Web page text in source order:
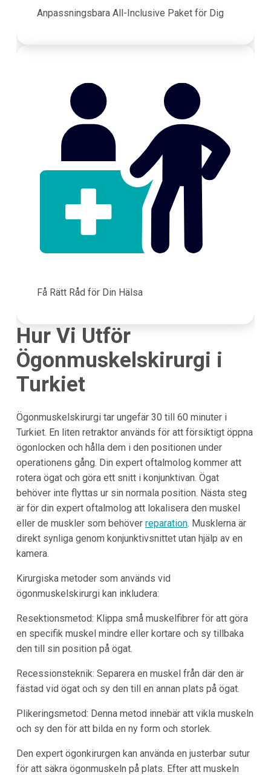
Anpassningsbara All-Inclusive Paket för Dig
Få Rätt Råd för Din Hälsa
Hur Vi Utför
Ögonmuskelskirurgi i
Turkiet
Ögonmuskelskirurgi tar ungefär 30 till 60 minuter i
Turkiet. En liten retraktor används för att försiktigt öppna
ögonlocken och hålla dem i den positionen under
operationens gång. Din expert oftalmolog kommer att
rotera ögat och göra ett snitt i konjunktivan. Ögat
behöver inte flyttas ur sin normala position. Nästa steg
är för din expert oftalmolog att lokalisera den muskel
eller de muskler som behöver reparation. Musklerna är
direkt synliga genom konjunktivsnittet utan hjälp av en
kamera.
Kirurgiska metoder som används vid
ögonmuskelskirurgi kan inkludera:
Resektionsmetod: Klippa små muskelfibrer för att göra
en specifik muskel mindre eller kortare och sy tillbaka
den till sin position på ögat.
Recessionsteknik: Separera en muskel från där den är
fästad vid ögat och sy den till en annan plats på ögat.
Plikeringsmetod: Denna metod innebär att vikla muskeln
och sy den för att bilda en ny form och storlek.
Den expert ögonkirurgen kan använda en justerbar sutur
för att säkra ögonmuskeln på plats. Efter att muskeln